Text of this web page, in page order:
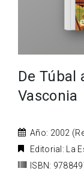
De Túbal
Vasconia
Año: 2002
Editorial: La
ISBN: